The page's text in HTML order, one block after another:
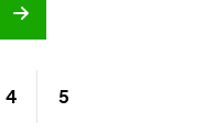
4 5